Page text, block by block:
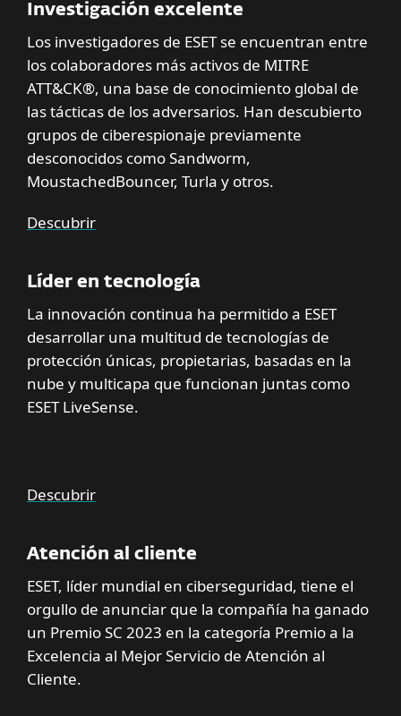
Investigación excelente
Los investigadores de ESET se encuentran entre
los colaboradores más activos de MITRE
ATT&CK®, una base de conocimiento global de
las tácticas de los adversarios. Han descubierto
grupos de ciberespionaje previamente
desconocidos como Sandworm,
MoustachedBouncer, Turla y otros.
Descubrir
Líder en tecnología
La innovación continua ha permitido a ESET
desarrollar una multitud de tecnologías de
protección únicas, propietarias, basadas en la
nube y multicapa que funcionan juntas como
ESET LiveSense.
Descubrir
Atención al cliente
ESET, líder mundial en ciberseguridad, tiene el
orgullo de anunciar que la compañía ha ganado
un Premio SC 2023 en la categoría Premio a la
Excelencia al Mejor Servicio de Atención al
Cliente.